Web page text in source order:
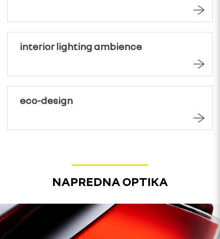
interior lighting ambience
eco-design
NAPREDNA OPTIKA